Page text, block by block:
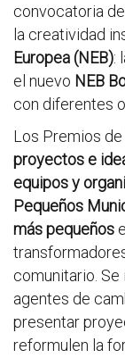
convocatoria
la creatividad
Europea (NEB):
el nuevo NEB
con diferentes
Los Premios de
proyectos e
equipos y
Pequeños
más pequeños
comunitario.
agentes de
presentar
reformulen la